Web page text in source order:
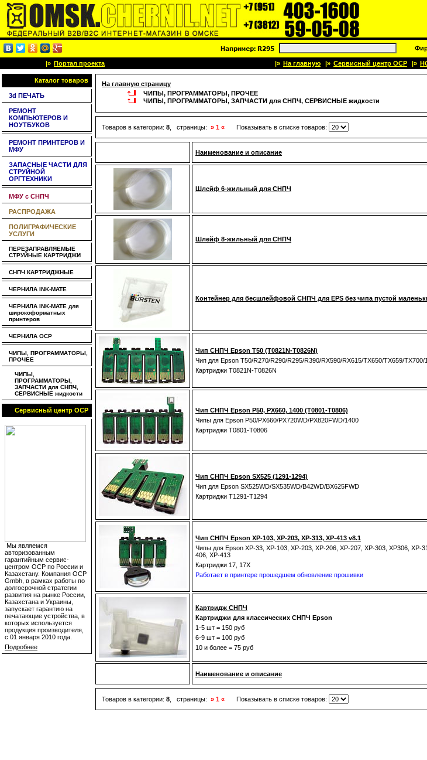
|» Портал проекта |» На главную |» Сервисный центр OCP |»
Каталог товаров
3d ПЕЧАТЬ
РЕМОНТ
КОМПЬЮТЕРОВ И
НОУТБУКОВ
РЕМОНТ ПРИНТЕРОВ И
МФУ
ЗАПАСНЫЕ ЧАСТИ ДЛЯ
СТРУЙНОЙ
ОРГТЕХНИКИ
МФУ с СНПЧ
РАСПРОДАЖА
ПОЛИГРАФИЧЕСКИЕ
УСЛУГИ
ПЕРЕЗАПРАВЛЯЕМЫЕ
СТРУЙНЫЕ КАРТРИДЖИ
СНПЧ КАРТРИДЖНЫЕ
ЧЕРНИЛА INK-MATE
ЧЕРНИЛА INK-MATE для
широкоформатных
принтеров
ЧЕРНИЛА OCP
ЧИПЫ, ПРОГРАММАТОРЫ,
ПРОЧЕЕ
ЧИПЫ,
ПРОГРАММАТОРЫ,
ЗАПЧАСТИ для СНПЧ,
СЕРВИСНЫЕ жидкости
Сервисный центр OCP
Мы являемся
авторизованным
гарантийным сервис-
центром OCP по России и
Казахстану. Компания OCP
Gmbh, в рамках работы по
долгосрочной стратегии
развития на рынке России,
Казахстана и Украины,
запускает гарантию на
печатающие устройства, в
которых используется
продукция производителя,
с 01 января 2010 года.
Подробнее
На главную страницу
ЧИПЫ, ПРОГРАММАТОРЫ, ПРОЧЕЕ
ЧИПЫ, ПРОГРАММАТОРЫ, ЗАПЧАСТИ для СНПЧ, СЕРВИСНЫЕ жидкости
Товаров в категории: 8 , страницы: » 1 « Показывать в списке товаров:
Наименование и описание
Шлейф 6-жильный для СНПЧ
Шлейф 8-жильный для СНПЧ
Контейнер для бесшлейфовой СНПЧ для EPS без чипа пустой
Чип СНПЧ Epson T50 (T0821N-T0826N)
Чип для Epson T50/R270/R290/R295/R390/RX590/RX615/TX650/TX659/TX700/
Картриджи T0821N-T0826N
Чип СНПЧ Epson P50, PX660, 1400 (T0801-T0806)
Чипы для Epson P50/PX660/PX720WD/PX820FWD/1400
Картриджи T0801-T0806
Чип СНПЧ Epson SX525 (1291-1294)
Чип для Epson SX525WD/SX535WD/B42WD/BX625FWD
Картриджи T1291-T1294
Чип СНПЧ Epson XP-103, XP-203, XP-313, XP-413 v8.1
Чипы для Epson XP-33, XP-103, XP-203, XP-206, XP-207, XP-303, XP306, XP-
406, XP-413
Картриджи 17, 17X
Работает в принтере прошедшем обновление прошивки
Картридж СНПЧ
Картриджи для классических СНПЧ Epson
1-5 шт = 150 руб
6-9 шт = 100 руб
10 и более = 75 руб
Наименование и описание
Товаров в категории: 8 , страницы: » 1 « Показывать в списке товаров: